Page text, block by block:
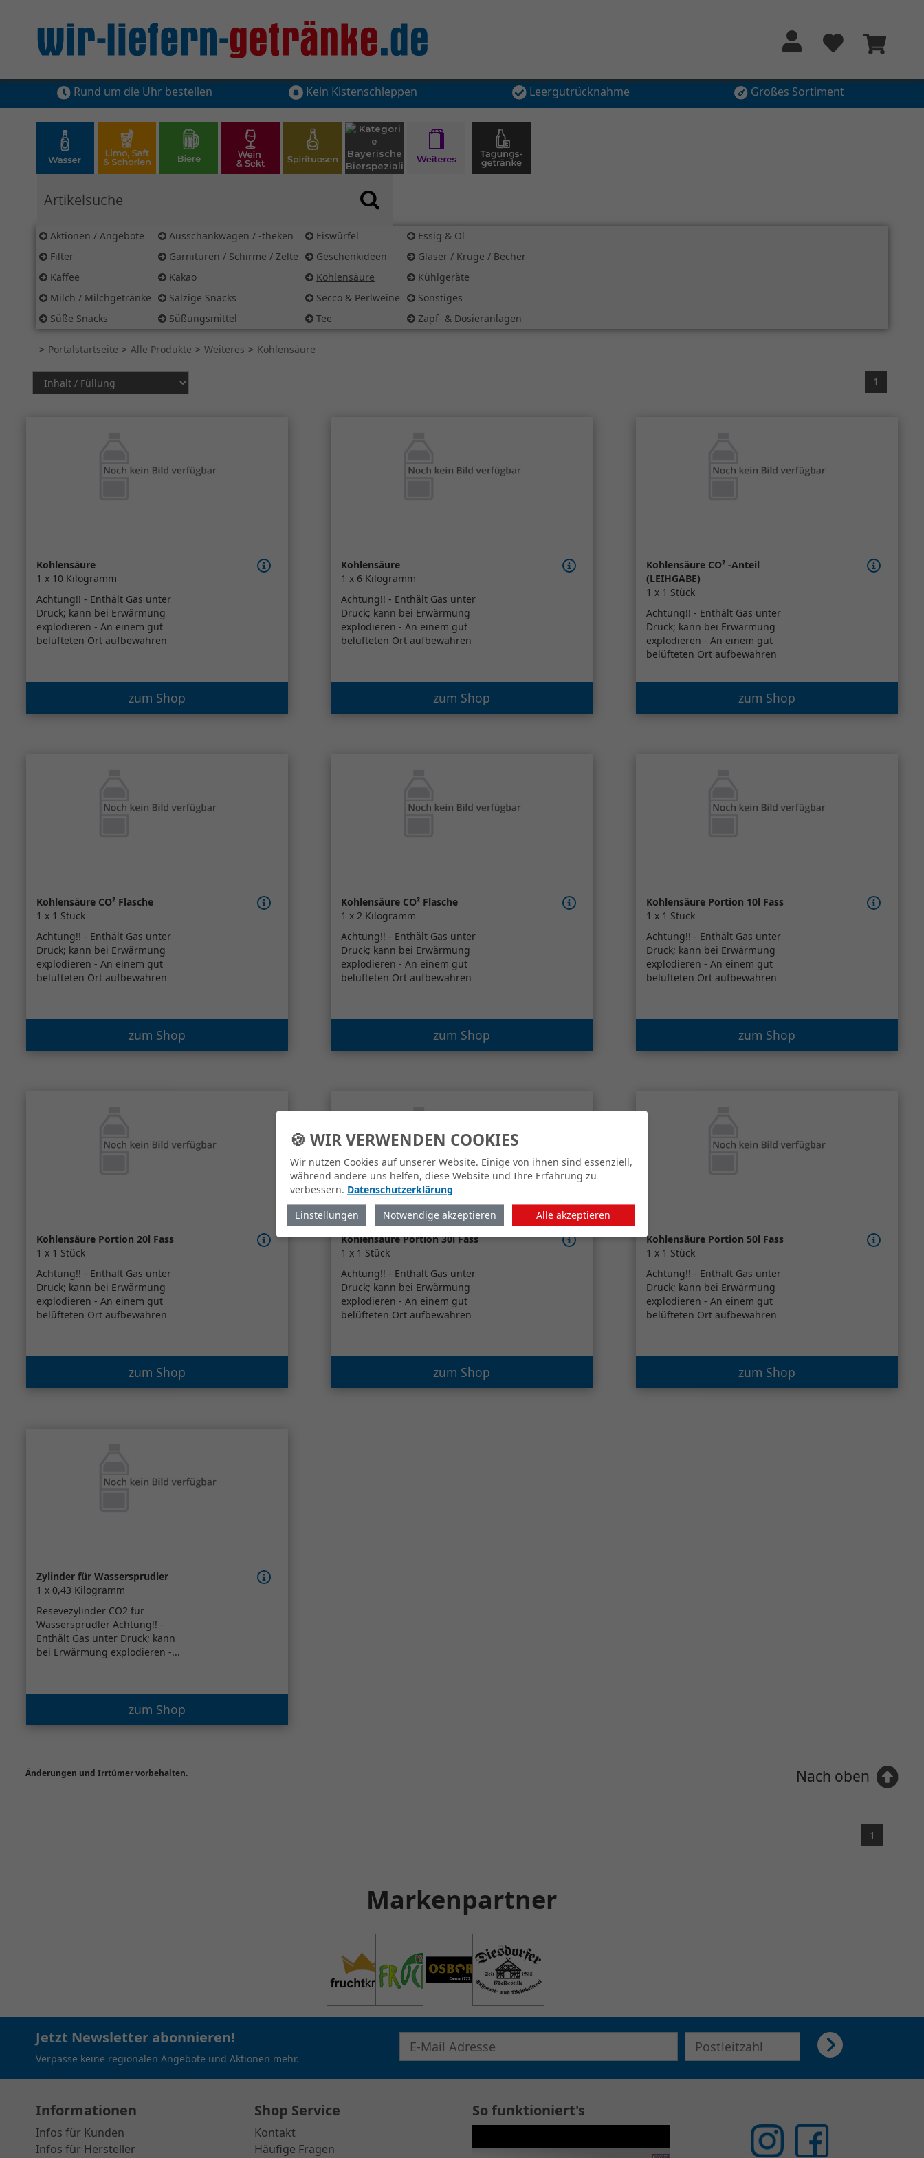
Rund um die Uhr bestellen Kein Kistenschleppen Leergutrücknahme Großes Sortiment
Aktionen / Angebote Ausschankwagen / -theken Eiswürfel
Essig & Öl
Filter
Garnituren / Schirme / Zelte Geschenkideen
Gläser / Krüge / Becher
Kaffee
Kakao Kohlensäure
Kühlgeräte
Milch / Milchgetränke
Salzige Snacks Secco & Perlweine
Sonstiges
Süße Snacks
Süßungsmittel Tee Zapf- & Dosieranlagen
Portalstartseite Alle Produkte Weiteres Kohlensäure
1
Kohlensäure
1 x 10 Kilogramm
Achtung!! - Enthält Gas unter
Druck; kann bei Erwärmung
explodieren - An einem gut
belüfteten Ort aufbewahren
zum Shop
Kohlensäure
1 x 6 Kilogramm
Achtung!! - Enthält Gas unter
Druck; kann bei Erwärmung
explodieren - An einem gut
belüfteten Ort aufbewahren
zum Shop
Kohlensäure CO² -Anteil
(LEIHGABE)
1 x 1 Stück
Achtung!! - Enthält Gas unter
Druck; kann bei Erwärmung
explodieren - An einem gut
belüfteten Ort aufbewahren
zum Shop
Kohlensäure CO² Flasche
1 x 1 Stück
Achtung!! - Enthält Gas unter
Druck; kann bei Erwärmung
explodieren - An einem gut
belüfteten Ort aufbewahren
zum Shop
Kohlensäure CO² Flasche
1 x 2 Kilogramm
Achtung!! - Enthält Gas unter
Druck; kann bei Erwärmung
explodieren - An einem gut
belüfteten Ort aufbewahren
zum Shop
Kohlensäure Portion 10l Fass
1 x 1 Stück
Achtung!! - Enthält Gas unter
Druck; kann bei Erwärmung
explodieren - An einem gut
belüfteten Ort aufbewahren
zum Shop
Kohlensäure Portion 20l Fass
1 x 1 Stück
Achtung!! - Enthält Gas unter
Druck; kann bei Erwärmung
explodieren - An einem gut
belüfteten Ort aufbewahren
zum Shop
Kohlensäure Portion 30l Fass
1 x 1 Stück
Achtung!! - Enthält Gas unter
Druck; kann bei Erwärmung
explodieren - An einem gut
belüfteten Ort aufbewahren
zum Shop
Kohlensäure Portion 50l Fass
1 x 1 Stück
Achtung!! - Enthält Gas unter
Druck; kann bei Erwärmung
explodieren - An einem gut
belüfteten Ort aufbewahren
zum Shop
Zylinder für Wassersprudler
1 x 0,43 Kilogramm
Resevezylinder CO2 für
Wassersprudler Achtung!! -
Enthält Gas unter Druck; kann
bei Erwärmung explodieren -...
zum Shop
Änderungen und Irrtümer vorbehalten. Nach oben
1
Markenpartner
Jetzt Newsletter abonnieren!
Verpasse keine regionalen Angebote und Aktionen mehr.
E-Mail Adresse für Newsletter eingeben
Informationen
Infos für Kunden
Infos für Hersteller
Shop Service
Kontakt
Häufige Fragen
So funktioniert's
🍪 WIR VERWENDEN COOKIES
Wir nutzen Cookies auf unserer Website. Einige von ihnen sind essenziell,
während andere uns helfen, diese Website und Ihre Erfahrung zu
verbessern. Datenschutzerklärung
Einstellungen
Notwendige akzeptieren Alle akzeptieren